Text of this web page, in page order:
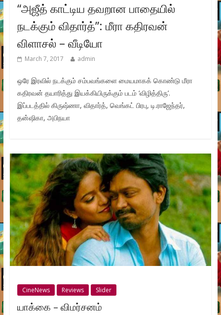
“அஜீத் காட்டிய தவறான பாதையில்
நடக்கும் விதார்த்”: மீரா கதிரவன்
விளாசல் – வீடியோ
March 7, 2017 admin
ஒரே இரவில் நடக்கும் சம்பவங்களை மையமாகக் கொண்டு மீரா
கதிரவன் தயாரித்து இயக்கியிருக்கும் படம் ‘விழித்திரு’.
இப்படத்தில் கிருஷ்ணா, விதார்த், வெங்கட் பிரபு, டி.ராஜேந்தர்,
தன்ஷிகா, அபிநயா
CineNews Reviews Slider
யாக்கை – விமர்சனம்